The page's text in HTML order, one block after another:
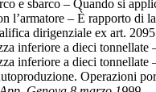
e sbarco – Quando si
l’armatore – È rapporto di
dirigenziale ex art.
inferiore a dieci tonnellate
inferiore a dieci
Operazioni